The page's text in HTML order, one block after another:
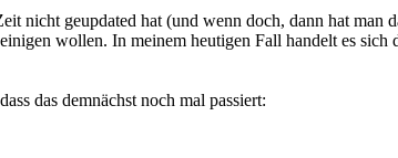
nicht geupdated hat (und wenn doch, dann hat
wollen. In meinem heutigen Fall handelt es
das demnächst noch mal passiert: